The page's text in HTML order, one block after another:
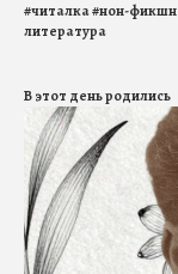
#читалка#нон-фикшн
литература
В этот день родились